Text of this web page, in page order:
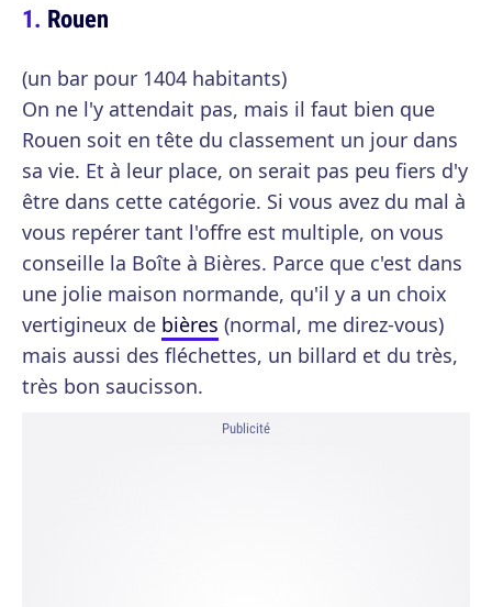
Rouen
(un bar pour 1404 habitants)
On ne l'y attendait pas, mais il faut bien que
Rouen soit en tête du classement un jour dans
sa vie. Et à leur place, on serait pas peu fiers d'y
être dans cette catégorie. Si vous avez du mal à
vous repérer tant l'offre est multiple, on vous
conseille la Boîte à Bières. Parce que c'est dans
une jolie maison normande, qu'il y a un choix
vertigineux de bières (normal, me direz-vous)
mais aussi des fléchettes, un billard et du très,
très bon saucisson.
Publicité